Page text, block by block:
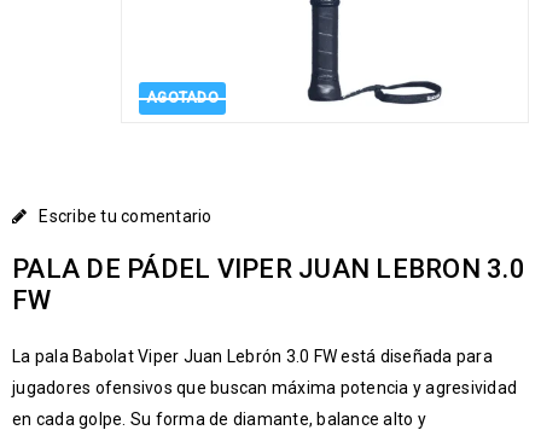
AGOTADO
Escribe tu comentario
PALA DE PÁDEL VIPER JUAN LEBRON 3.0
FW
La pala BabolatViper Juan Lebrón 3.0 FW está diseñada para
jugadores ofensivos que buscan máxima potencia y agresividad
en cada golpe. Su forma de diamante, balance alto y